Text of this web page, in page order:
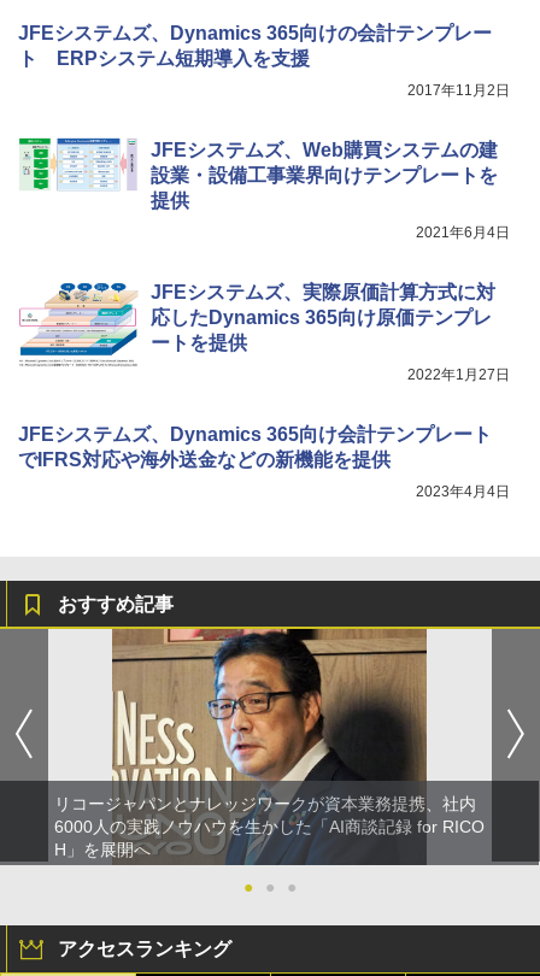
JFEシステムズ、Dynamics 365向けの会計テンプレー
ト ERPシステム短期導入を支援
2017年11月2日
JFEシステムズ、Web購買システムの建
設業・設備工事業界向けテンプレートを
提供
2021年6月4日
JFEシステムズ、実際原価計算方式に対
応したDynamics 365向け原価テンプレ
ートを提供
2022年1月27日
JFEシステムズ、Dynamics 365向け会計テンプレート
でIFRS対応や海外送金などの新機能を提供
2023年4月4日
おすすめ記事
リコージャパンとナレッジワークが資本業務提携、社内
6000人の実践ノウハウを生かした「AI商談記録 for RICO
H」を展開へ
●
● ●
アクセスランキング